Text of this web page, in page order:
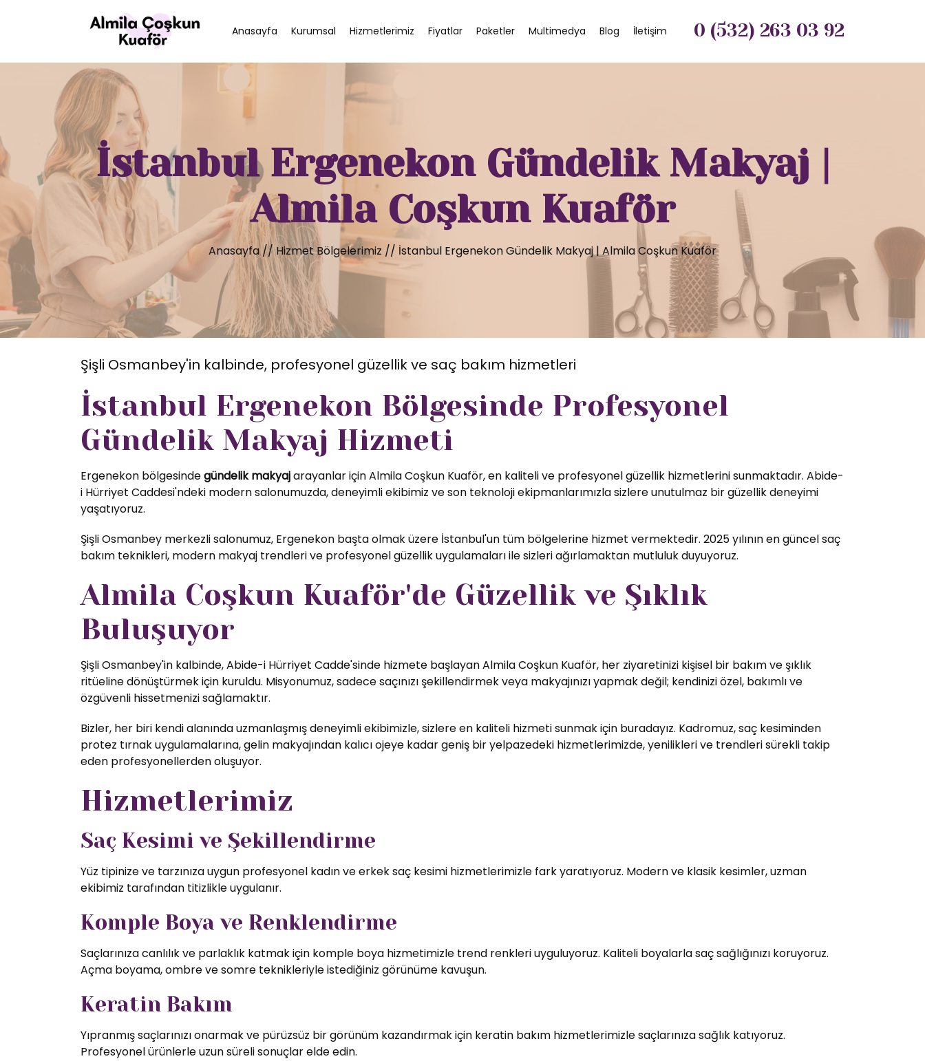
0 (532) 263 03 92
Anasayfa Kurumsal Hizmetlerimiz Fiyatlar Paketler Multimedya Blog İletişim
İstanbul Ergenekon Gündelik Makyaj |
Almila Coşkun Kuaför
Anasayfa//Hizmet Bölgelerimiz // İstanbul Ergenekon Gündelik Makyaj | Almila Coşkun Kuaför
Şişli Osmanbey'in kalbinde, profesyonel güzellik ve saç bakım hizmetleri
İstanbul Ergenekon Bölgesinde Profesyonel
Gündelik Makyaj Hizmeti
Ergenekon bölgesindegündelik makyajarayanlar için Almila Coşkun Kuaför, en kaliteli ve profesyonel güzellik hizmetlerini sunmaktadır. Abide-
i Hürriyet Caddesi'ndeki modern salonumuzda, deneyimli ekibimiz ve son teknoloji ekipmanlarımızla sizlere unutulmaz bir güzellik deneyimi
yaşatıyoruz.
Şişli Osmanbey merkezli salonumuz, Ergenekon başta olmak üzere İstanbul'un tüm bölgelerine hizmet vermektedir. 2025 yılının en güncel saç
bakım teknikleri, modern makyaj trendleri ve profesyonel güzellik uygulamaları ile sizleri ağırlamaktan mutluluk duyuyoruz.
Almila Coşkun Kuaför'de Güzellik ve Şıklık
Buluşuyor
Şişli Osmanbey'in kalbinde, Abide-i Hürriyet Cadde'sinde hizmete başlayan Almila Coşkun Kuaför, her ziyaretinizi kişisel bir bakım ve şıklık
ritüeline dönüştürmek için kuruldu. Misyonumuz, sadece saçınızı şekillendirmek veya makyajınızı yapmak değil; kendinizi özel, bakımlı ve
özgüvenli hissetmenizi sağlamaktır.
Bizler, her biri kendi alanında uzmanlaşmış deneyimli ekibimizle, sizlere en kaliteli hizmeti sunmak için buradayız. Kadromuz, saç kesiminden
protez tırnak uygulamalarına, gelin makyajından kalıcı ojeye kadar geniş bir yelpazedeki hizmetlerimizde, yenilikleri ve trendleri sürekli takip
eden profesyonellerden oluşuyor.
Hizmetlerimiz
Saç Kesimi ve Şekillendirme
Yüz tipinize ve tarzınıza uygun profesyonel kadın ve erkek saç kesimi hizmetlerimizle fark yaratıyoruz. Modern ve klasik kesimler, uzman
ekibimiz tarafından titizlikle uygulanır.
Komple Boya ve Renklendirme
Saçlarınıza canlılık ve parlaklık katmak için komple boya hizmetimizle trend renkleri uyguluyoruz. Kaliteli boyalarla saç sağlığınızı koruyoruz.
Açma boyama, ombre ve somre teknikleriyle istediğiniz görünüme kavuşun.
Keratin Bakım
Yıpranmış saçlarınızı onarmak ve pürüzsüz bir görünüm kazandırmak için keratin bakım hizmetlerimizle saçlarınıza sağlık katıyoruz.
Profesyonel ürünlerle uzun süreli sonuçlar elde edin.